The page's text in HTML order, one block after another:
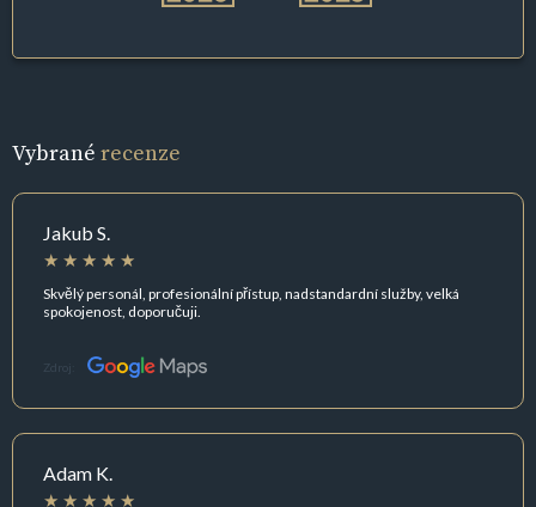
Vybrané recenze
Jakub S.
Skvělý personál, profesionální přístup, nadstandardní služby, velká
spokojenost, doporučuji.
Zdroj:
Adam K.